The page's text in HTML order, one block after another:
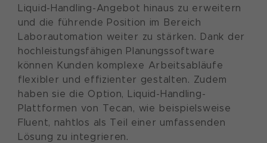
Liquid-Handling-Angebot hinaus zu erweitern
und die führende Position im Bereich
Laborautomation weiter zu stärken. Dank der
hochleistungsfähigen Planungssoftware
können Kunden komplexe Arbeitsabläufe
flexibler und effizienter gestalten. Zudem
haben sie die Option, Liquid-Handling-
Plattformen von Tecan, wie beispielsweise
Fluent, nahtlos als Teil einer umfassenden
Lösung zu integrieren.